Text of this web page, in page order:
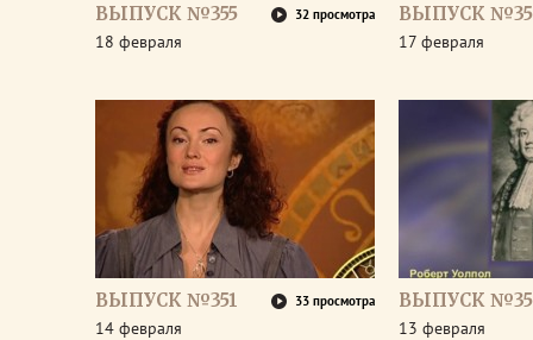
ВЫПУСК №355 32 просмотра
18 февраля
ВЫПУСК
17 февраля
ВЫПУСК №351 33 просмотра
14 февраля
ВЫПУСК
13 февраля